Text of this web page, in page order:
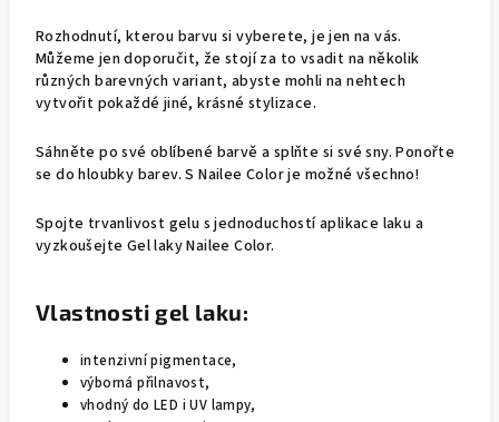
Rozhodnutí, kterou barvu si vyberete, je jen na vás.
Můžeme jen doporučit, že stojí za to vsadit na několik
různých barevných variant, abyste mohli na nehtech
vytvořit pokaždé jiné, krásné stylizace.
Sáhněte po své oblíbené barvě a splňte si své sny. Ponořte
se do hloubky barev. S Nailee Color je možné všechno!
Spojte trvanlivost gelu s jednoduchostí aplikace laku a
vyzkoušejte Gel laky Nailee Color.
Vlastnosti gel laku:
intenzivní pigmentace,
výborná přilnavost,
vhodný do LED i UV lampy,